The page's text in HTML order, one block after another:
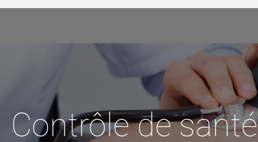
Contrôle de santé